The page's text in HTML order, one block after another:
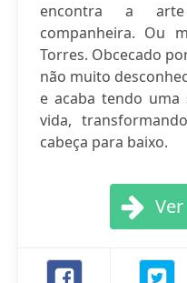
encontra a
companheira. Ou
Torres. Obcecado
não muito
e acaba tendo
vida,
cabeça para baixo.